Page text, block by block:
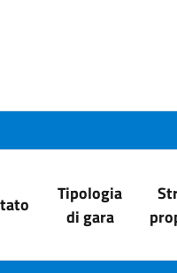
Tipologia
di gara